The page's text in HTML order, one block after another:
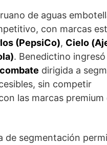
de aguas
con marcas
(PepsiCo), Cielo
. Benedictino
dirigida a
sin competir
las marcas premium
de segmentación